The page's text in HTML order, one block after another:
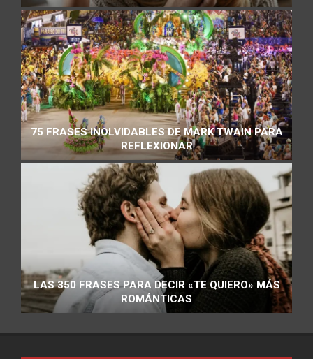
75 FRASES INOLVIDABLES DE MARK TWAIN PARA
REFLEXIONAR
LAS 350 FRASES PARA DECIR «TE QUIERO» MÁS
ROMÁNTICAS